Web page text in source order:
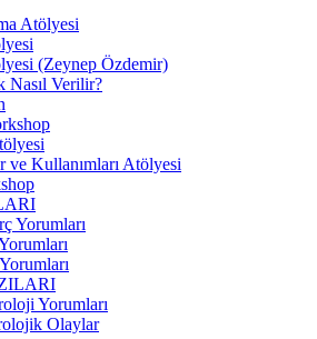
Atölyesi
(Zeynep Özdemir)
Nasıl Verilir?
ve Kullanımları Atölyesi
Yorumları
Yorumları
Olaylar